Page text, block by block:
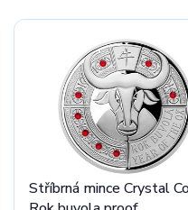
Stříbrná mince Crystal